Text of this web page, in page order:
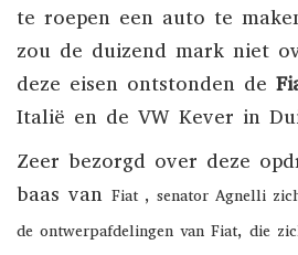
te roepen een auto te
zou de duizend mark niet
deze eisen ontstonden de
Italië en de VW Kever in
Zeer bezorgd over deze
baas van Fiat, senator Agnelli
de ontwerpafdelingen van Fiat, die